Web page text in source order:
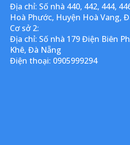
Địa chỉ: Số nhà 440, 442, 444,
Hoà Phước, Huyện Hoà Vang,
Cơ sở 2:
Địa chỉ: Số nhà 179 Điện Biên
Khê, Đà Nẵng
Điện thoại: 0905999294